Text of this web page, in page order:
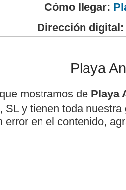
Cómo llegar:
Dirección digital:
Playa
mostramos de Playa
SL y tienen toda
error en el contenido,